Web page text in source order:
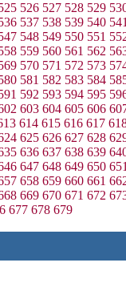
526 527 528 529
537 538 539 540
548 549 550 551
559 560 561 562
570 571 572 573
581 582 583 584
592 593 594 595
603 604 605 606
614 615 616 617
625 626 627 628
636 637 638 639
647 648 649 650
658 659 660 661
669 670 671 672
677 678 679